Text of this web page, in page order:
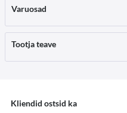
Varuosad
Tootja teave
Kliendid ostsid ka